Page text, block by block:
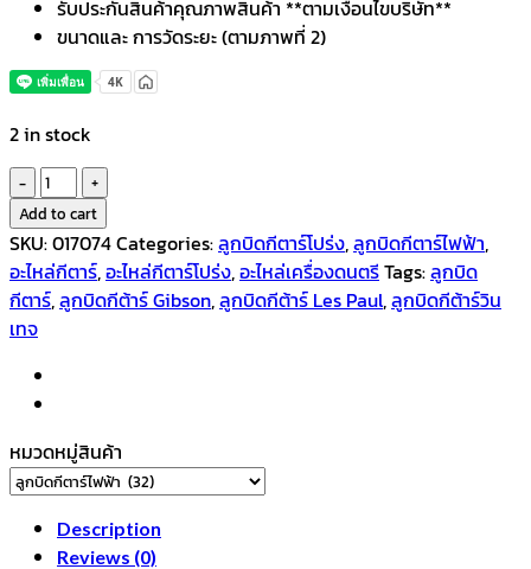
รับประกันสินค้าคุณภาพสินค้า **ตามเงื่อนไขบริษัท**
ขนาดและ การวัดระยะ (ตามภาพที่ 2)
2 in stock
ลูกบิด
กีตาร์
โปร่ง
หรือ
กีตาร์
LP
โค
เมี่
ยม
LS-
820
Add to cart
SKU:017074Categories:ลูกบิดกีตาร์โปร่ง,ลูกบิดกีตาร์ไฟฟ้า,
อะไหล่กีตาร์,อะไหล่กีตาร์โปร่ง,อะไหล่เครื่องดนตรีTags:ลูกบิด
กีตาร์,ลูกบิดกีต้าร์ Gibson,ลูกบิดกีต้าร์ Les Paul,ลูกบิดกีต้าร์วิน
เทจ
หมวดหมู่สินค้า
Description
Reviews (0)